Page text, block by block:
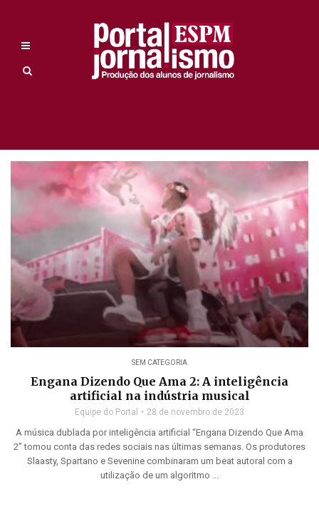
SEM CATEGORIA
Engana Dizendo Que Ama 2: A inteligência
artificial na indústria musical
Equipe do Portal 28 de novembro de 2023
A música dublada por inteligência artificial “Engana Dizendo Que Ama
2” tomou conta das redes sociais nas últimas semanas. Os produtores
Slaasty, Spartano e Sevenine combinaram um beat autoral com a
utilização de um algoritmo ...